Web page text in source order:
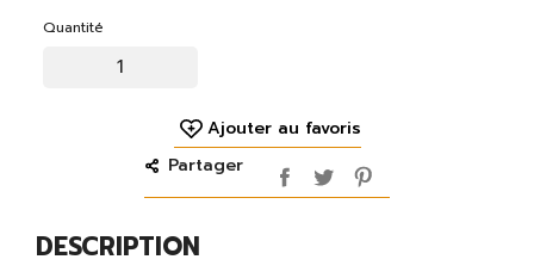
DESCRIPTION
Quantité
Ajouter au favoris
Partager